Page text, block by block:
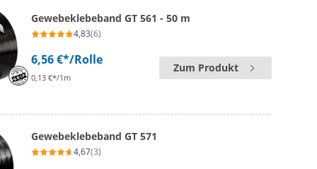
Gewebeklebeband GT 561 - 50 m
4,83(6)
6,56 €*/Rolle
0,13 €*/1m
Zum Produkt
Gewebeklebeband GT 571
4,67(3)